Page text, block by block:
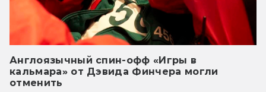
Англоязычный спин-офф «Игры в
кальмара» от Дэвида Финчера могли
отменить